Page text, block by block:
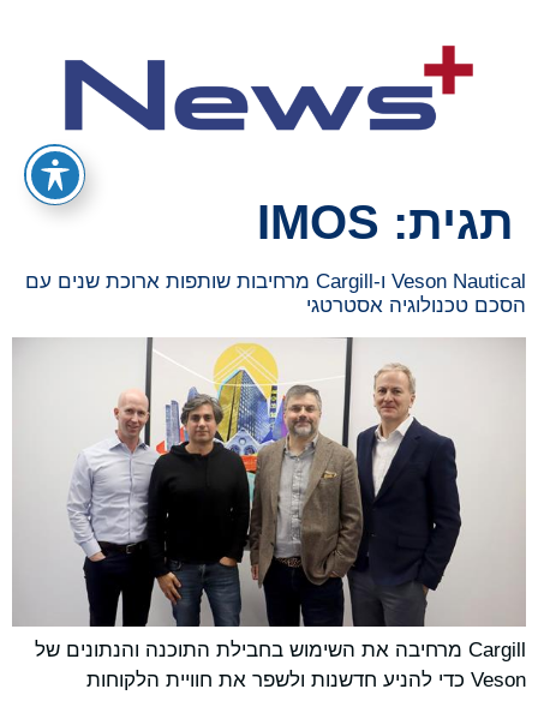
תגית: IMOS
Veson Nautical ו-Cargill מרחיבות שותפות ארוכת שנים עם
הסכם טכנולוגיה אסטרטגי
Cargill מרחיבה את השימוש בחבילת התוכנה והנתונים של
Veson כדי להניע חדשנות ולשפר את חוויית הלקוחות